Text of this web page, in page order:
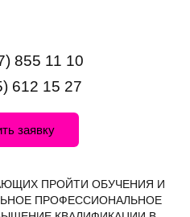
855 11 10
612 15 27
заявку
ПРОЙТИ ОБУЧЕНИЯ И
ПРОФЕССИОНАЛЬНОЕ